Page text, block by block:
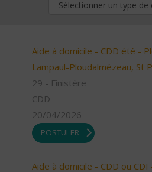
Aide à domicile - CDD été -
Lampaul-Ploudalmézeau, St
29 - Finistère
CDD
20/04/2026
POSTULER
Aide à domicile - CDD ou CDI